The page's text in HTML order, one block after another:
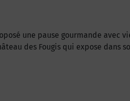
une pause gourmande avec
des Fougis qui expose dans